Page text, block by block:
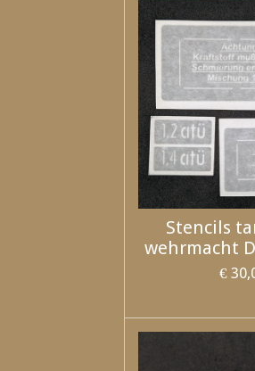
Stencils
wehrmacht
€